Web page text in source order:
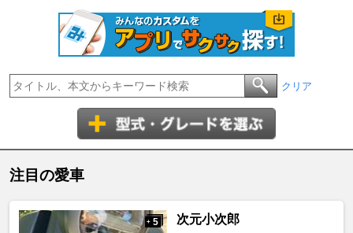
クリア
注目の愛車
+ 5 次元小次郎